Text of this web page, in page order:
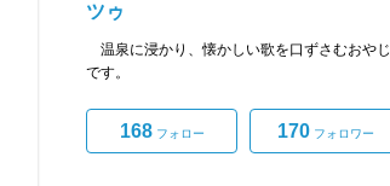
ツゥ
温泉に浸かり、懐かしい歌を口ずさむおやじ
です。
168フォロー 170フォロワー